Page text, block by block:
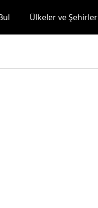
Ülkeler ve Şehirler